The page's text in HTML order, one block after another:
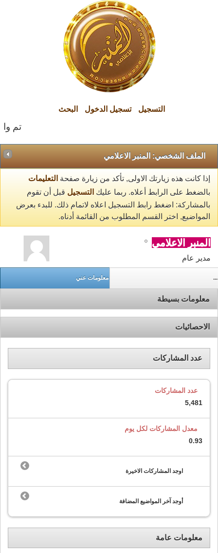
التسجيل تسجيل الدخول البحث
تم
الملف الشخصي: المنبر الاعلامي
إذا كانت هذه زيارتك الاولى, تأكد من زيارة صفحة التعليمات
بالضغط على الرابط أعلاه. ربما عليك التسجيل قبل أن تقوم
بالمشاركة: اضغط رابط التسجيل اعلاه لاتمام ذلك. للبدء بعرض
المواضيع, اختر القسم المطلوب من القائمة أدناه.
المنبر الاعلامي
مدير عام
معلومات عني ...
معلومات بسيطة
الاحصائيات
عدد المشاركات
عدد المشاركات
5,481
معدل المشاركات لكل يوم
0.93
اوجد المشاركات الاخيرة
أوجد آخر المواضيع المضافة
معلومات عامة